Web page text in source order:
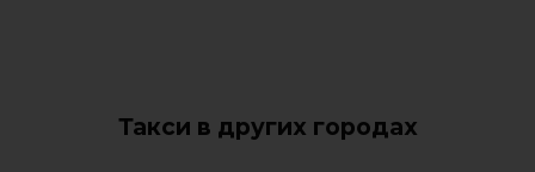
Такси в других городах